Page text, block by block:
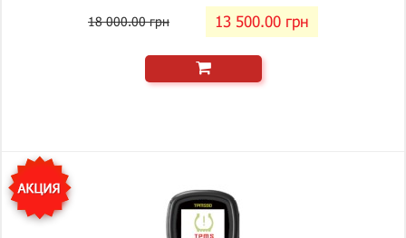
18 000.00 грн 13 500.00 грн